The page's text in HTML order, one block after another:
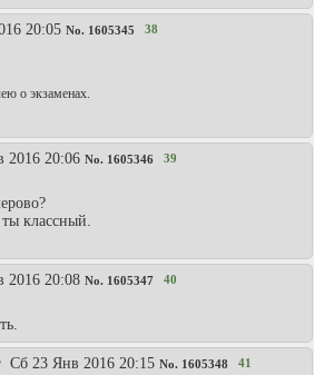
20:05 No. 1605345 38
о экзаменах.
2016 20:06 No. 1605346 39
классный.
2016 20:08 No. 1605347 40
Сб 23 Янв 2016 20:15 No. 1605348 41